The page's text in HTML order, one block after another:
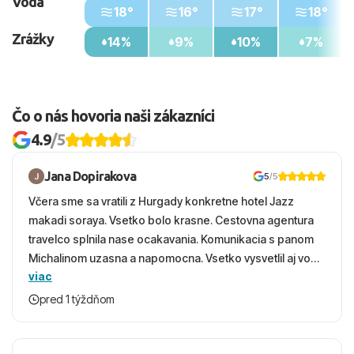
Zrážky
18°
14%
16°
9%
17°
10%
18°
7%
Čo o nás hovoria naši zákazníci
4.9/5
Jana Dopirakova 5/5
Včera sme sa vratili z Hurgady konkretne hotel Jazz
makadi soraya. Vsetko bolo krasne. Cestovna agentura
travelco splnila nase ocakavania. Komunikacia s panom
Michalinom uzasna a napomocna. Vsetko vysvetlil aj vo
vecernych hodinach zaco sa ospravedlnujem. Hotel
krasny, cisty. Sluzby top. Strava, prostredie, more,
viac
pred 1 týždňom